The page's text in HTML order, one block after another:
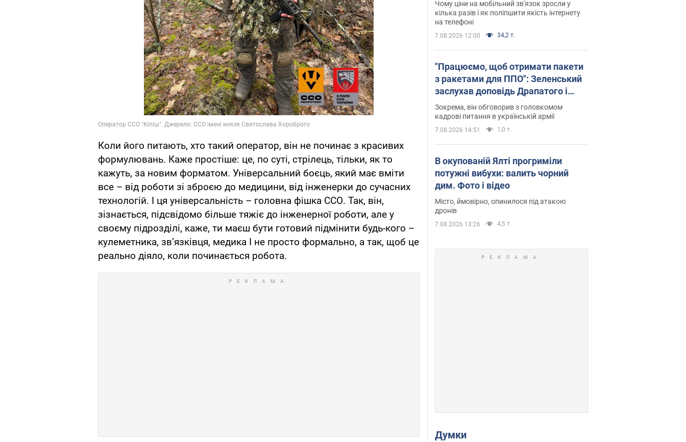
Коли його питають, хто такий оператор, він не починає з красивих
формулювань. Каже простіше: це, по суті, стрілець, тільки, як то
кажуть, за новим форматом. Універсальний боєць, який має вміти
все – від роботи зі зброєю до медицини, від інженерки до сучасних
технологій. І ця універсальність – головна фішка ССО. Так, він,
зізнається, підсвідомо більше тяжіє до інженерної роботи, але у
своєму підрозділі, каже, ти маєш бути готовий підмінити будь-кого –
кулеметника, зв’язківця, медика І не просто формально, а так, щоб це
реально діяло, коли починається робота.
Чому ціни на мобільний зв'язок зросли у
кілька разів і як поліпшити якість інтернету
на телефоні
7.08.2026 12:00 34,2 т.
"Працюємо, щоб отримати пакети
з ракетами для ППО": Зеленський
заслухав доповідь Драпатого і
анонсував нові кроки
Зокрема, він обговорив з головкомом
кадрові питання в українській армії
7.08.2026 14:51 1,0 т.
В окупованій Ялті прогриміли
потужні вибухи: валить чорний
дим. Фото і відео
Місто, ймовірно, опинилося під атакою
дронів
7.08.2026 13:26 4,5 т.
Думки